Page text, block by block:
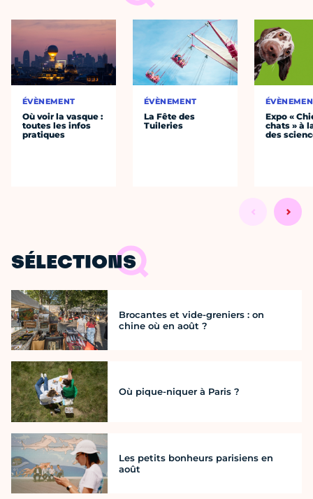
ÉVÈNEMENT
Où voir la vasque :
toutes les infos
pratiques
ÉVÈNEMENT
La Fête des
Tuileries
Expo «
chats » à
des
SÉLECTIONS
Brocantes et vide-greniers : on
chine où en août ?
Où pique-niquer à Paris ?
Les petits bonheurs parisiens en
août